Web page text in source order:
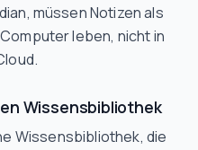
müssen Notizen als
leben, nicht in
Wissensbibliothek
Wissensbibliothek, die